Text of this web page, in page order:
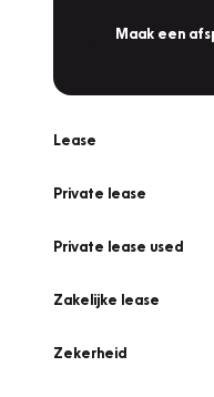
Maak een
Lease
Private lease
Private lease used
Zakelijke lease
Zekerheid